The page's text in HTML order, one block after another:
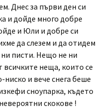
Днес за първи ден си
и дойде много добре
и Юли и добре си
да слезем и да отидем
ни писти. Нещо не ни
неща, които се
и вече снега беше
сноупарка, където
скокове !